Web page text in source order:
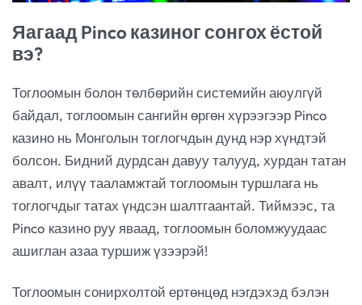
Яагаад Pinco казиног сонгох ёстой
вэ?
Тоглоомын болон төлбөрийн системийн аюулгүй
байдал, тоглоомын сангийн өргөн хүрээгээр Pinco
казино нь Монголын тоглогчдын дунд нэр хүндтэй
болсон. Бидний дурдсан давуу талууд, хурдан татан
авалт, илүү тааламжтай тоглоомын туршлага нь
тоглогчдыг татах үндсэн шалтгаантай. Тиймээс, та
Pinco казино руу яваад, тоглоомын боломжуудаас
ашиглан азаа туршиж үзээрэй!
Тоглоомын сонирхолтой ертөнцөд нэгдэхэд бэлэн